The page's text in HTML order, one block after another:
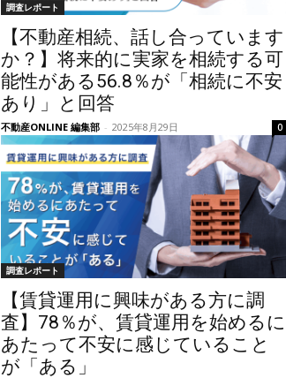
調査レポート
【不動産相続、話し合っています
か？】将来的に実家を相続する可
能性がある56.8％が「相続に不安
あり」と回答
不動産ONLINE 編集部 - 2025年8月29日 0
調査レポート
【賃貸運用に興味がある方に調
査】78％が、賃貸運用を始めるに
あたって不安に感じていること
が「ある」